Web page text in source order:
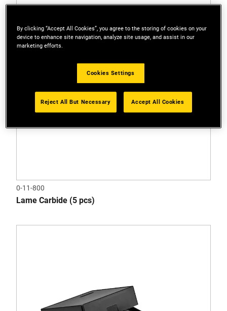
0-11-800
Lame Carbide (5 pcs)
By clicking “Accept All Cookies”, you agree to the storing of cookies on your
device to enhance site navigation, analyze site usage, and assist in our
marketing efforts.
Cookies Settings
Reject All But Necessary Accept All Cookies